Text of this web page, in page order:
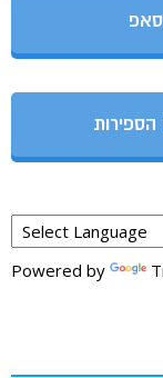
הספירות
Powered by